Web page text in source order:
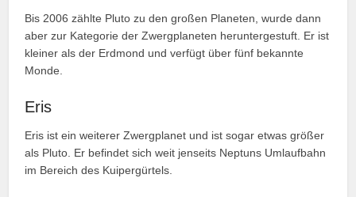
Bis 2006 zählte Pluto zu den großen Planeten, wurde dann
aber zur Kategorie der Zwergplaneten heruntergestuft. Er ist
kleiner als der Erdmond und verfügt über fünf bekannte
Monde.
Eris
Eris ist ein weiterer Zwergplanet und ist sogar etwas größer
als Pluto. Er befindet sich weit jenseits Neptuns Umlaufbahn
im Bereich des Kuipergürtels.